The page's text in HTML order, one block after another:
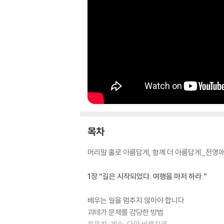
목차
머리말 홀로 아름답게, 함께 더 아름답게_전영
1장 “길은 시작되었다. 여행을 마저 하라.”
배우는 일을 멈추지 않아야 합니다
괴테가 문제를 감당한 방법